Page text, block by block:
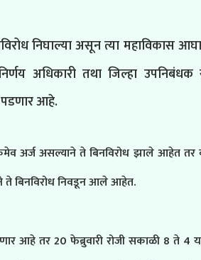
निघाल्या असून त्या महाविकास
अधिकारी तथा जिल्हा
पडणार आहे.
अर्ज असल्याने ते बिनविरोध झाले आहेत तर
ते बिनविरोध निवडून आले आहेत.
आहे तर 20 फेब्रुवारी रोजी सकाळी 8 ते 4